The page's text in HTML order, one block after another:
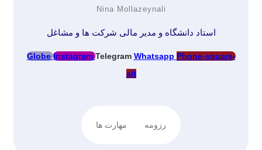
Nina Mollazeynali
استاد دانشگاه و مدیر مالی شرکت ها و مشاغل
Globe Instagram Telegram Whatsapp Phone-square-
alt
رزومه مهارت ها